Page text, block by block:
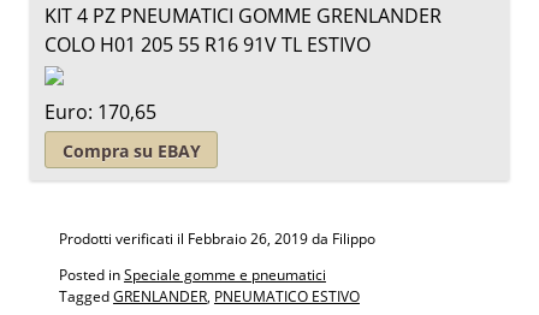
KIT 4 PZ PNEUMATICI GOMME GRENLANDER
COLO H01 205 55 R16 91V TL ESTIVO
Euro: 170,65
Compra su EBAY
Prodotti verificati il Febbraio 26, 2019da Filippo
Posted inSpeciale gomme e pneumatici
TaggedGRENLANDER, PNEUMATICO ESTIVO